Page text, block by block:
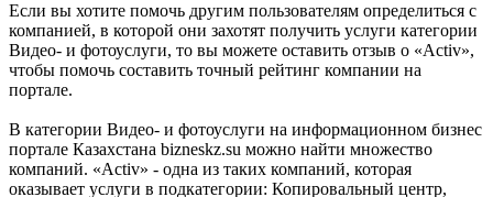
Если вы хотите помочь другим пользователям определиться с
компанией, в которой они захотят получить услуги категории
Видео- и фотоуслуги, то вы можете оставить отзыв о «Activ»,
чтобы помочь составить точный рейтинг компании на
портале.
В категории Видео- и фотоуслуги на информационном бизнес
портале Казахстана bizneskz.su можно найти множество
компаний. «Activ» - одна из таких компаний, которая
оказывает услуги в подкатегории: Копировальный центр,